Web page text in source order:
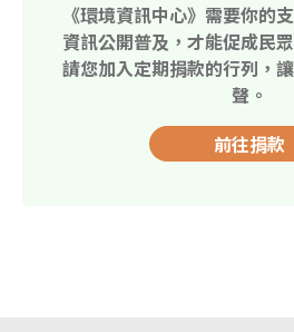
《環境資訊中心》需要你的
資訊公開普及，才能促成民
請您加入定期捐款的行列，
聲。
前往捐款